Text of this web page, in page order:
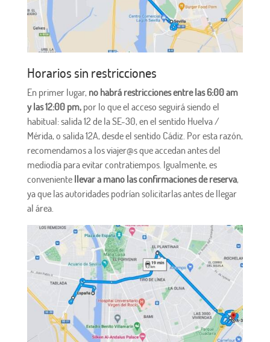
Horarios sin restricciones
En primer lugar, no habrá restricciones entre las 6:00 am
y las 12:00 pm,por lo que el acceso seguirá siendo el
habitual: salida 12 de la SE-30, en el sentido Huelva /
Mérida, o salida 12A, desde el sentido Cádiz. Por esta razón,
recomendamos a los viajer@s que accedan antes del
mediodía para evitar contratiempos. Igualmente, es
conveniente llevar a mano las confirmaciones de reserva,
ya que las autoridades podrían solicitarlas antes de llegar
al área.